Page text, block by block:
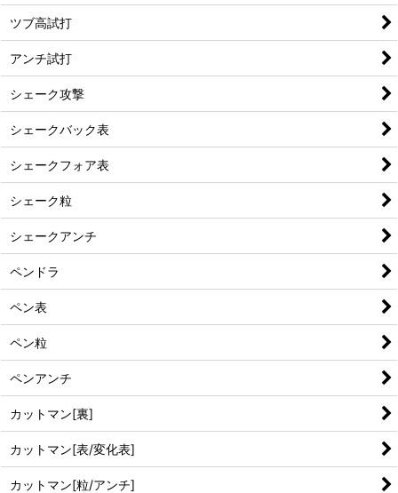
ツブ高試打
アンチ試打
シェーク攻撃
シェークバック表
シェークフォア表
シェーク粒
シェークアンチ
ペンドラ
ペン表
ペン粒
ペンアンチ
カットマン[裏]
カットマン[表/変化表]
カットマン[粒/アンチ]